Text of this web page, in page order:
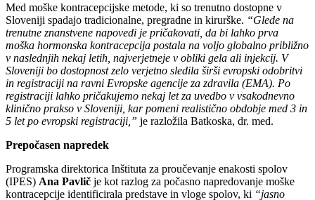
Med moške kontracepcijske metode, ki so trenutno dostopne v
Sloveniji spadajo tradicionalne, pregradne in kirurške. “Glede na
trenutne znanstvene napovedi je pričakovati, da bi lahko prva
moška hormonska kontracepcija postala na voljo globalno približno
v naslednjih nekaj letih, najverjetneje v obliki gela ali injekcij. V
Sloveniji bo dostopnost zelo verjetno sledila širši evropski odobritvi
in registraciji na ravni Evropske agencije za zdravila (EMA). Po
registraciji lahko pričakujemo nekaj let za uvedbo v vsakodnevno
klinično prakso v Sloveniji, kar pomeni realistično obdobje med 3 in
5 let po evropski registraciji,” je razložila Batkoska, dr. med.
Prepočasen napredek
Programska direktorica Inštituta za proučevanje enakosti spolov
(IPES) Ana Pavlič je kot razlog za počasno napredovanje moške
kontracepcije identificirala predstave in vloge spolov, ki “jasno